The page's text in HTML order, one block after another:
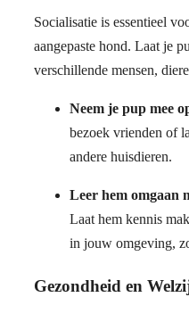
Socialisatie is essentieel
aangepaste hond. Laat je
verschillende mensen,
Neem je pup mee
bezoek vrienden of
andere huisdieren.
Leer hem omgaan
Laat hem kennis
in jouw omgeving,
Gezondheid en